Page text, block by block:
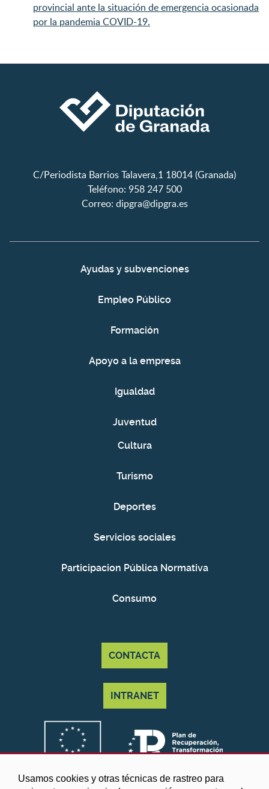
Usamos cookies y otras técnicas de rastreo para
provincial ante la situación de emergencia ocasionada
por la pandemia COVID-19.
C/Periodista Barrios Talavera,1 18014 (Granada)
Teléfono: 958 247 500
Correo: dipgra@dipgra.es
Ayudas y subvenciones
Empleo Público
Formación
Apoyo a la empresa
Igualdad
Juventud
Cultura
Turismo
Deportes
Servicios sociales
Participacion Pública Normativa
Consumo
CONTACTA
INTRANET